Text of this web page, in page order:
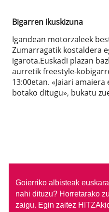
Bigarren ikuskizuna
Igandean motorzaleek
Zumarragatik kostaldera
igarota.Euskadi plazan
aurretik freestyle-
13:00etan. «Jaiari
botako ditugu», bukatu
Goierriko albisteak
nahi dituzu? Horretarako
zaigu. Egin zaitez